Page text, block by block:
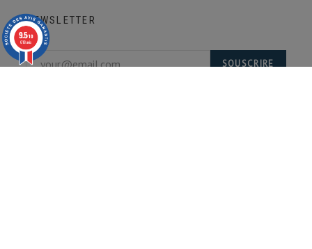
NEWSLETTER
SOUSCRIRE
9.5/10
618 avis